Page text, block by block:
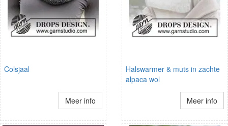
Colsjaal
Meer info
Halswarmer & muts in zachte
alpaca wol
Meer info